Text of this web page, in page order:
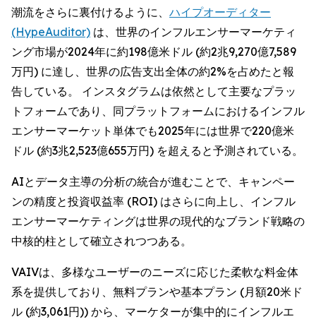
潮流をさらに裏付けるように、 ハイプオーディター
(HypeAuditor) は、世界のインフルエンサーマーケティ
ング市場が2024年に約198億米ドル (約2兆9,270億7,589
万円) に達し、世界の広告支出全体の約2%を占めたと報
告している。 インスタグラムは依然として主要なプラッ
トフォームであり、同プラットフォームにおけるインフル
エンサーマーケット単体でも2025年には世界で220億米
ドル (約3兆2,523億655万円) を超えると予測されている。
AIとデータ主導の分析の統合が進むことで、キャンペー
ンの精度と投資収益率 (ROI) はさらに向上し、インフル
エンサーマーケティングは世界の現代的なブランド戦略の
中核的柱として確立されつつある。
VAIVは、多様なユーザーのニーズに応じた柔軟な料金体
系を提供しており、無料プランや基本プラン (月額20米ド
ル (約3,061円)) から、マーケターが集中的にインフルエ